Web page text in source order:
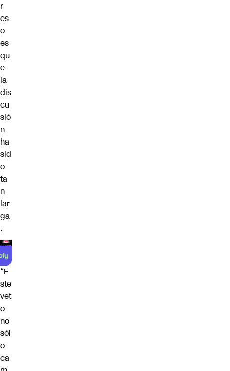
r
es
o
es
qu
e
la
dis
cu
sió
n
ha
sid
o
ta
n
lar
ga
.
“E
ste
vet
o
no
sól
o
ca